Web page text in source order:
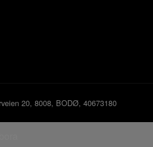
20, 8008, BODØ, 40673180